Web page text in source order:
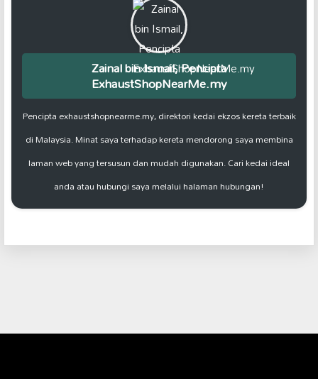
Zainal bin Ismail, Pencipta
ExhaustShopNearMe.my
Pencipta exhaustshopnearme.my, direktori kedai ekzos kereta terbaik
di Malaysia. Minat saya terhadap kereta mendorong saya membina
laman web yang tersusun dan mudah digunakan. Cari kedai ideal
anda atau hubungi saya melalui halaman hubungan!